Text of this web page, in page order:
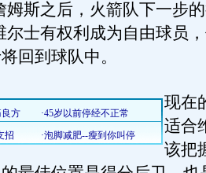
斯之后，火箭队下一步的
尔士有权利成为自由球员
回到球队中。
现在
适合
该把